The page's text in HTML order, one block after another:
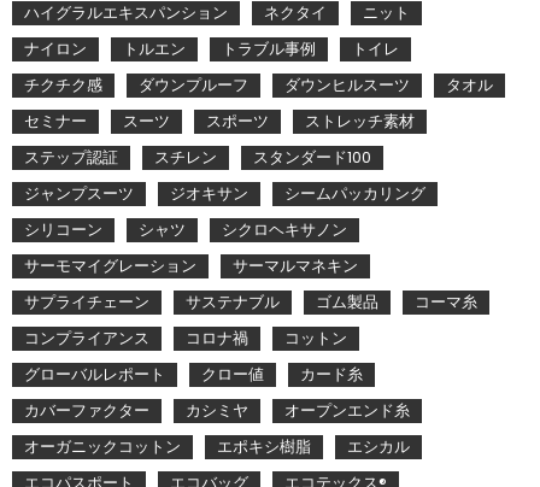
ハイグラルエキスパンション
ネクタイ
ニット
ナイロン
トルエン トラブル事例
トイレ
チクチク感
ダウンプルーフ ダウンヒルスーツ
タオル
セミナー
スーツ スポーツ
ストレッチ素材
ステップ認証
スチレン
スタンダード100
ジャンプスーツ
ジオキサン
シームパッカリング
シリコーン
シャツ
シクロヘキサノン
サーモマイグレーション
サーマルマネキン
サプライチェーン
サステナブル ゴム製品
コーマ糸
コンプライアンス
コロナ禍
コットン
グローバルレポート
クロー値
カード糸
カバーファクター
カシミヤ
オープンエンド糸
オーガニックコットン
エポキシ樹脂
エシカル